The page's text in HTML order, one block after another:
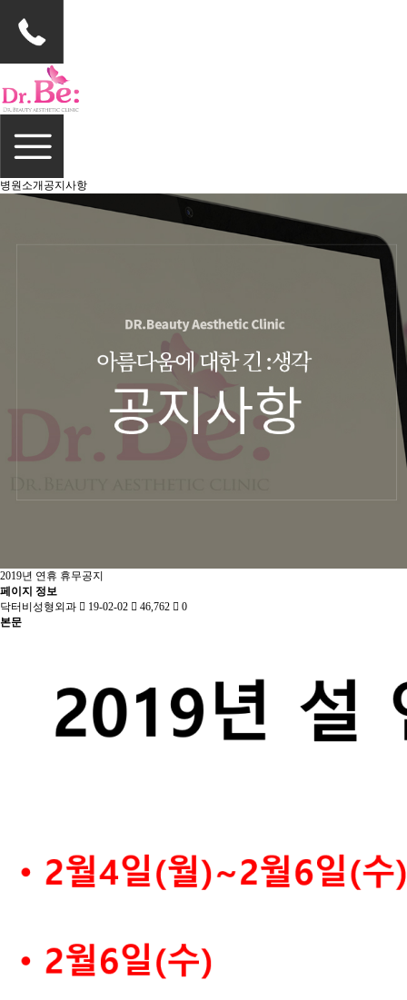
병원소개공지사항
2019년 연휴 휴무공지
페이지 정보
닥터비성형외과
19-02-02 46,762
0
본문